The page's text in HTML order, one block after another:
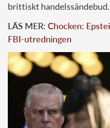
brittiskt handels­sändebud.
LÄS MER: Chocken:
FBI-utredningen